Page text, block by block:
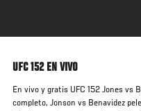
UFC 152 EN VIVO
En vivo y gratis UFC 152 Jones vs
completo, Jonson vs Benavidez